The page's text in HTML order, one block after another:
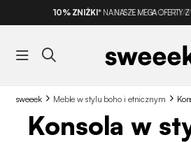
10% ZNIŻKI*NA NASZE MEGA OFERTY
BEZPŁATNA
sweeek Meble w stylu boho i etnicznym
Konsola w